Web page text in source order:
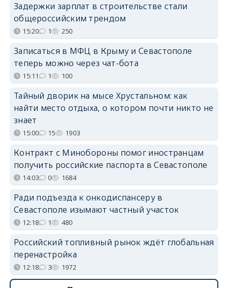
Задержки зарплат в строительстве стали
общероссийским трендом
15:20 1 250
Записаться в МФЦ в Крыму и Севастополе
теперь можно через чат-бота
15:11 1 100
Тайный дворик на мысе Хрустальном: как
найти место отдыха, о котором почти никто не
знает
15:00 15 1903
Контракт с Минобороны помог иностранцам
получить российские паспорта в Севастополе
14:03 0 1684
Ради подъезда к онкодиспансеру в
Севастополе изымают частный участок
12:18 1 480
Российский топливный рынок ждёт глобальная
перенастройка
12:18 3 1972